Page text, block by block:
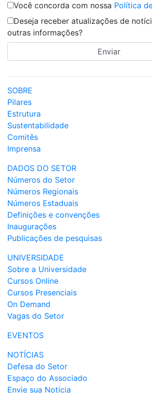
Você concorda com nossa Política
Deseja receber atualizações de
outras informações?
SOBRE
Pilares
Estrutura
Sustentabilidade
Comitês
Imprensa
DADOS DO SETOR
Números do Setor
Números Regionais
Números Estaduais
Definições e convenções
Inaugurações
Publicações de pesquisas
UNIVERSIDADE
Sobre a Universidade
Cursos Online
Cursos Presenciais
On Demand
Vagas do Setor
EVENTOS
NOTÍCIAS
Defesa do Setor
Espaço do Associado
Envie sua Notícia